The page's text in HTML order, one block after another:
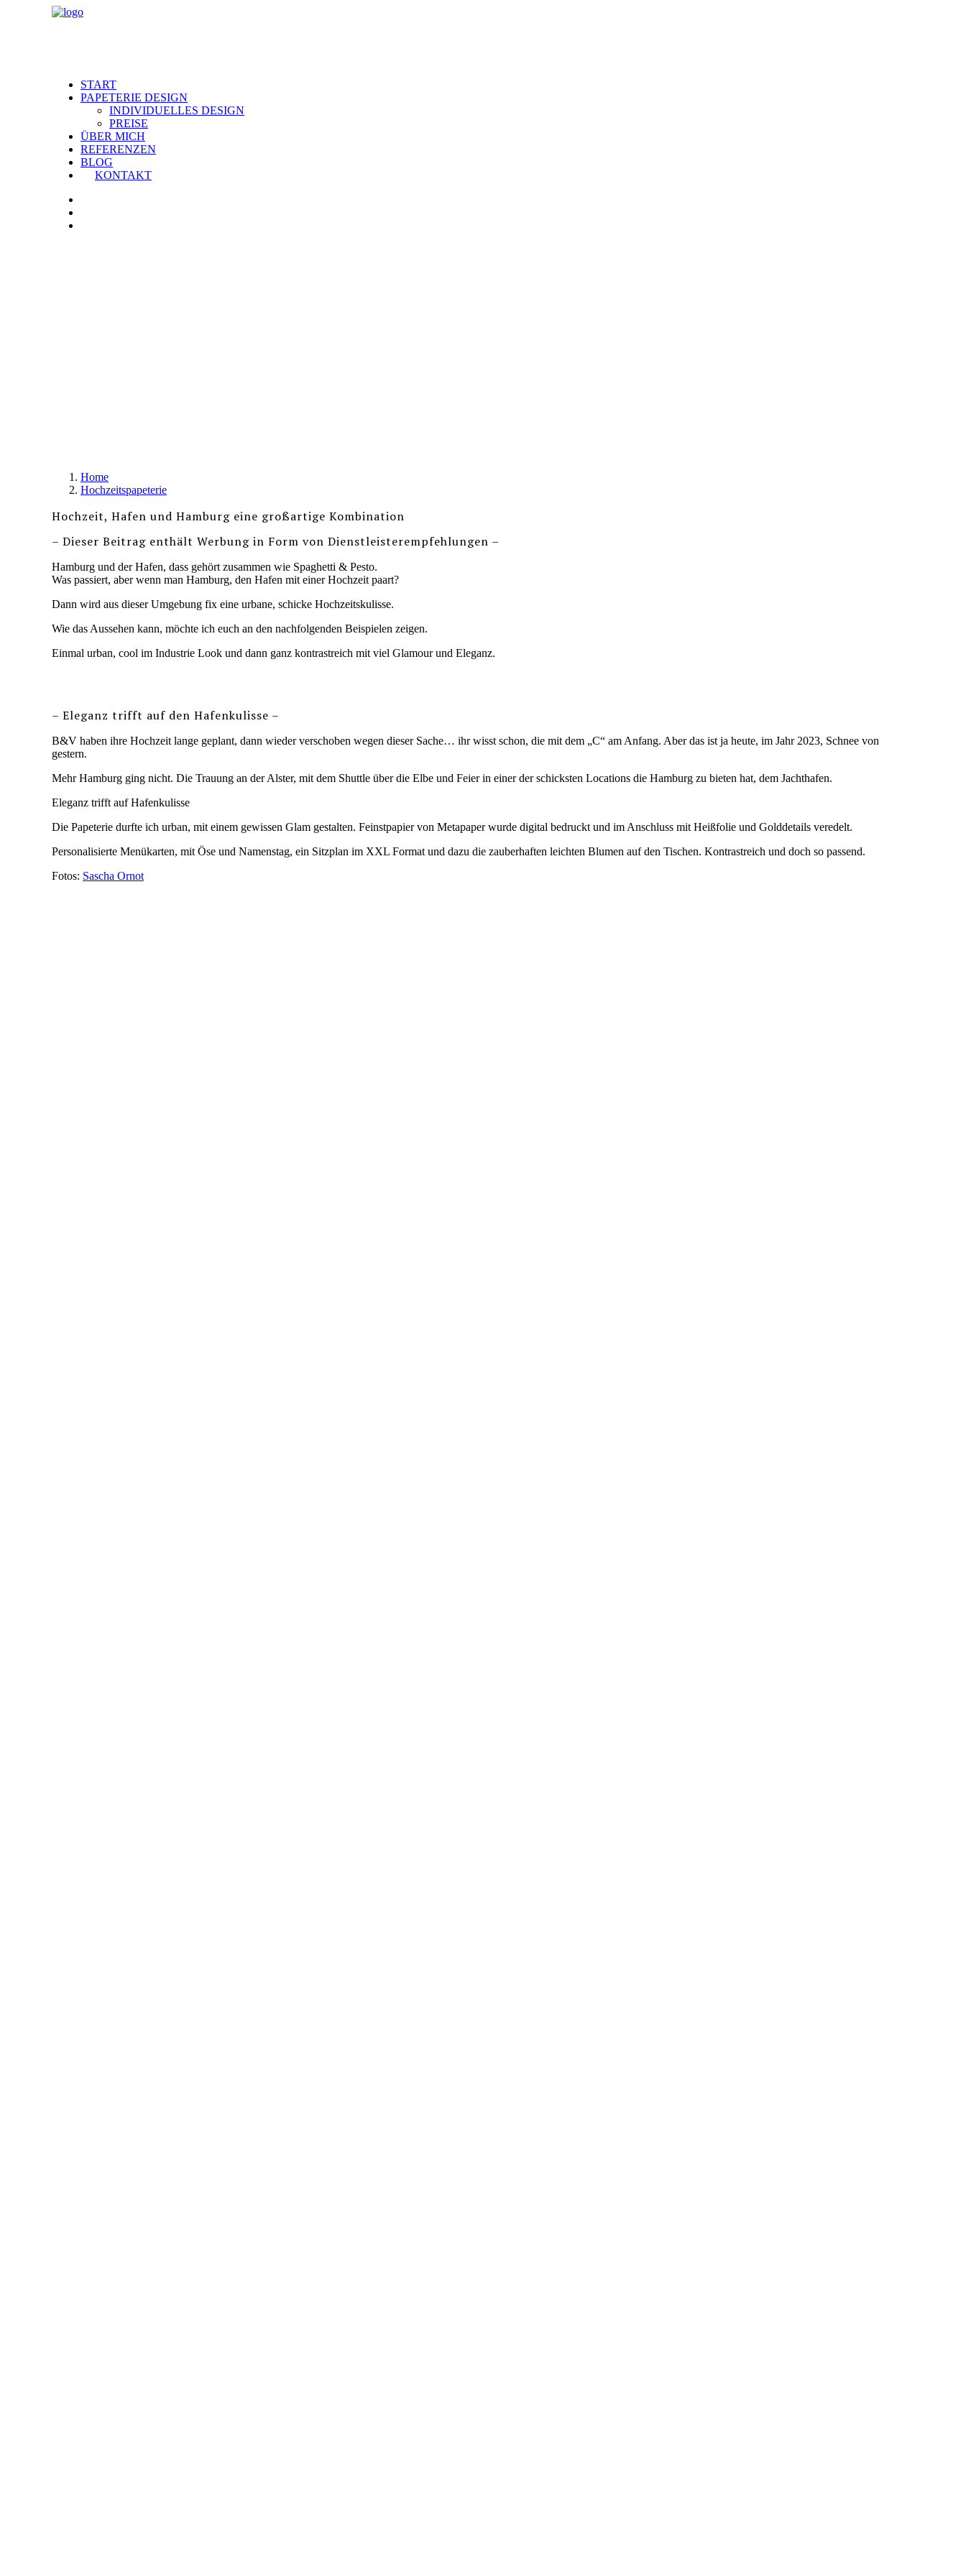
START
PAPETERIE DESIGN
INDIVIDUELLES DESIGN
PREISE
ÜBER MICH
REFERENZEN
BLOG
KONTAKT
Home
Hochzeitspapeterie
Hochzeit, Hafen und Hamburg eine großartige Kombination
– Dieser Beitrag enthält Werbung in Form von Dienstleisterempfehlungen –
Hamburg und der Hafen, dass gehört zusammen wie Spaghetti & Pesto.
Was passiert, aber wenn man Hamburg, den Hafen mit einer Hochzeit paart?
Dann wird aus dieser Umgebung fix eine urbane, schicke Hochzeitskulisse.
Wie das Aussehen kann, möchte ich euch an den nachfolgenden Beispielen zeigen.
Einmal urban, cool im Industrie Look und dann ganz kontrastreich mit viel Glamour und Eleganz.
– Eleganz trifft auf den Hafenkulisse –
B&V haben ihre Hochzeit lange geplant, dann wieder verschoben wegen dieser Sache… ihr wisst schon, die mit dem „C“ am Anfang. Aber das ist ja heute, im Jahr 2023, Schnee von
gestern.
Mehr Hamburg ging nicht. Die Trauung an der Alster, mit dem Shuttle über die Elbe und Feier in einer der schicksten Locations die Hamburg zu bieten hat, dem Jachthafen.
Eleganz trifft auf Hafenkulisse
Die Papeterie durfte ich urban, mit einem gewissen Glam gestalten. Feinstpapier von Metapaper wurde digital bedruckt und im Anschluss mit Heißfolie und Golddetails veredelt.
Personalisierte Menükarten, mit Öse und Namenstag, ein Sitzplan im XXL Format und dazu die zauberhaften leichten Blumen auf den Tischen. Kontrastreich und doch so passend.
Fotos: Sascha Ornot